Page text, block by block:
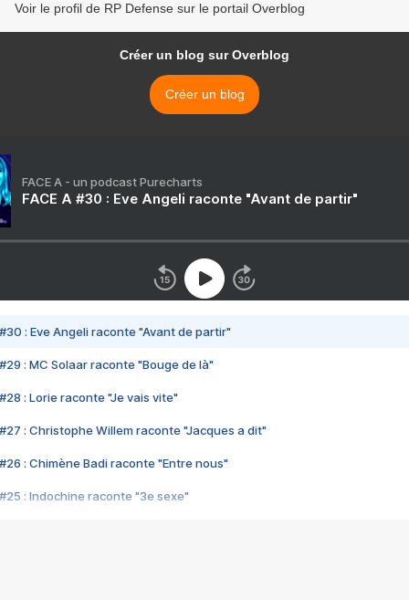
Voir le profil de RP Defense sur le portail Overblog
Créer un blog sur Overblog
Créer un blog
FACE A - un podcast Purecharts
FACE A #30 : Eve Angeli raconte "Avant de partir"
#30 : Eve Angeli raconte "Avant de partir"
#29 : MC Solaar raconte "Bouge de là"
#28 : Lorie raconte "Je vais vite"
#27 : Christophe Willem raconte "Jacques a dit"
#26 : Chimène Badi raconte "Entre nous"
#25 : Indochine raconte "3e sexe"